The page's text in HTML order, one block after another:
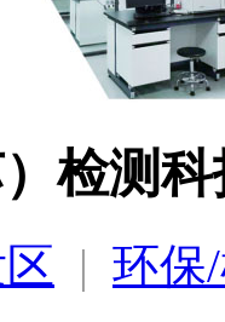
检测
| 环保